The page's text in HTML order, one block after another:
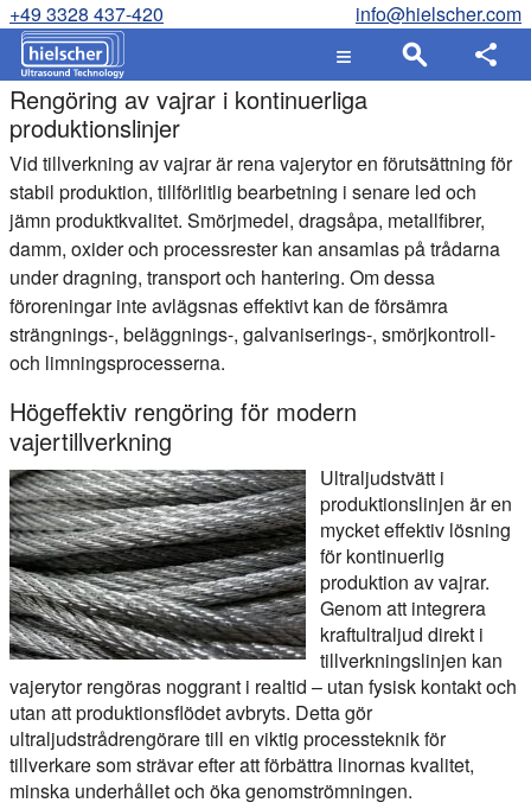
+49 3328 437-420 info@hielscher.com
Rengöring av vajrar i kontinuerliga
produktionslinjer
Vid tillverkning av vajrar är rena vajerytor en förutsättning för
stabil produktion, tillförlitlig bearbetning i senare led och
jämn produktkvalitet. Smörjmedel, dragsåpa, metallfibrer,
damm, oxider och processrester kan ansamlas på trådarna
under dragning, transport och hantering. Om dessa
föroreningar inte avlägsnas effektivt kan de försämra
strängnings-, beläggnings-, galvaniserings-, smörjkontroll-
och limningsprocesserna.
Högeffektiv rengöring för modern
vajertillverkning
Ultraljudstvätt i
produktionslinjen är en
mycket effektiv lösning
för kontinuerlig
produktion av vajrar.
Genom att integrera
kraftultraljud direkt i
tillverkningslinjen kan
vajerytor rengöras noggrant i realtid – utan fysisk kontakt och
utan att produktionsflödet avbryts. Detta gör
ultraljudstrådrengörare till en viktig processteknik för
tillverkare som strävar efter att förbättra linornas kvalitet,
minska underhållet och öka genomströmningen.